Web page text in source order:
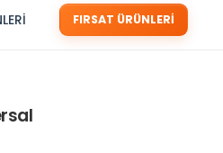
FIRSAT ÜRÜNLERİ